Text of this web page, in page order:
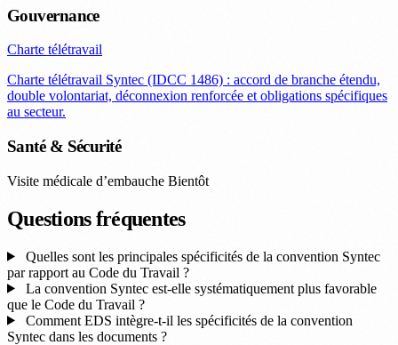
Gouvernance
Charte télétravail
Charte télétravail Syntec (IDCC 1486) : accord de branche étendu,
double volontariat, déconnexion renforcée et obligations spécifiques
au secteur.
Santé & Sécurité
Visite médicale d’embauche Bientôt
Questions fréquentes
Quelles sont les principales spécificités de la convention Syntec
par rapport au Code du Travail ?
La convention Syntec est-elle systématiquement plus favorable
que le Code du Travail ?
Comment EDS intègre-t-il les spécificités de la convention
Syntec dans les documents ?